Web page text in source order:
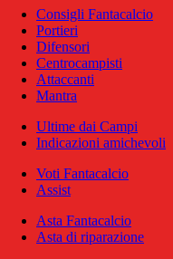
Consigli Fantacalcio
Portieri
Difensori
Centrocampisti
Attaccanti
Mantra
Ultime dai Campi
Indicazioni amichevoli
Voti Fantacalcio
Assist
Asta Fantacalcio
Asta di riparazione